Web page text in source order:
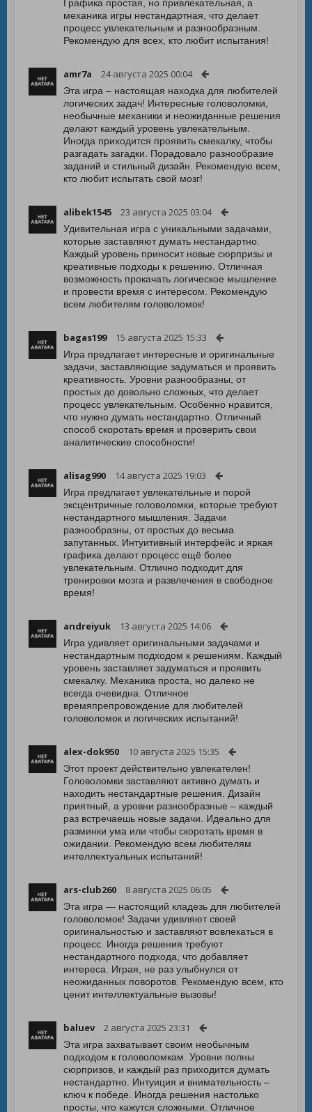
Графика простая, но привлекательная, а
механика игры нестандартная, что делает
процесс увлекательным и разнообразным.
Рекомендую для всех, кто любит испытания!
amr7a 24 августа 2025 00:04
Эта игра – настоящая находка для любителей
логических задач! Интересные головоломки,
необычные механики и неожиданные решения
делают каждый уровень увлекательным.
Иногда приходится проявить смекалку, чтобы
разгадать загадки. Порадовало разнообразие
заданий и стильный дизайн. Рекомендую всем,
кто любит испытать свой мозг!
alibek1545 23 августа 2025 03:04
Удивительная игра с уникальными задачами,
которые заставляют думать нестандартно.
Каждый уровень приносит новые сюрпризы и
креативные подходы к решению. Отличная
возможность прокачать логическое мышление
и провести время с интересом. Рекомендую
всем любителям головоломок!
bagas199 15 августа 2025 15:33
Игра предлагает интересные и оригинальные
задачи, заставляющие задуматься и проявить
креативность. Уровни разнообразны, от
простых до довольно сложных, что делает
процесс увлекательным. Особенно нравится,
что нужно думать нестандартно. Отличный
способ скоротать время и проверить свои
аналитические способности!
alisag990 14 августа 2025 19:03
Игра предлагает увлекательные и порой
эксцентричные головоломки, которые требуют
нестандартного мышления. Задачи
разнообразны, от простых до весьма
запутанных. Интуитивный интерфейс и яркая
графика делают процесс ещё более
увлекательным. Отлично подходит для
тренировки мозга и развлечения в свободное
время!
andreiyuk 13 августа 2025 14:06
Игра удивляет оригинальными задачами и
нестандартным подходом к решениям. Каждый
уровень заставляет задуматься и проявить
смекалку. Механика проста, но далеко не
всегда очевидна. Отличное
времяпрепровождение для любителей
головоломок и логических испытаний!
alex-dok950 10 августа 2025 15:35
Этот проект действительно увлекателен!
Головоломки заставляют активно думать и
находить нестандартные решения. Дизайн
приятный, а уровни разнообразные – каждый
раз встречаешь новые задачи. Идеально для
разминки ума или чтобы скоротать время в
ожидании. Рекомендую всем любителям
интеллектуальных испытаний!
ars-club260 8 августа 2025 06:05
Эта игра — настоящий кладезь для любителей
головоломок! Задачи удивляют своей
оригинальностью и заставляют вовлекаться в
процесс. Иногда решения требуют
нестандартного подхода, что добавляет
интереса. Играя, не раз улыбнулся от
неожиданных поворотов. Рекомендую всем, кто
ценит интеллектуальные вызовы!
baluev 2 августа 2025 23:31
Эта игра захватывает своим необычным
подходом к головоломкам. Уровни полны
сюрпризов, и каждый раз приходится думать
нестандартно. Интуиция и внимательность –
ключ к победе. Иногда решения настолько
просты, что кажутся сложными. Отличное